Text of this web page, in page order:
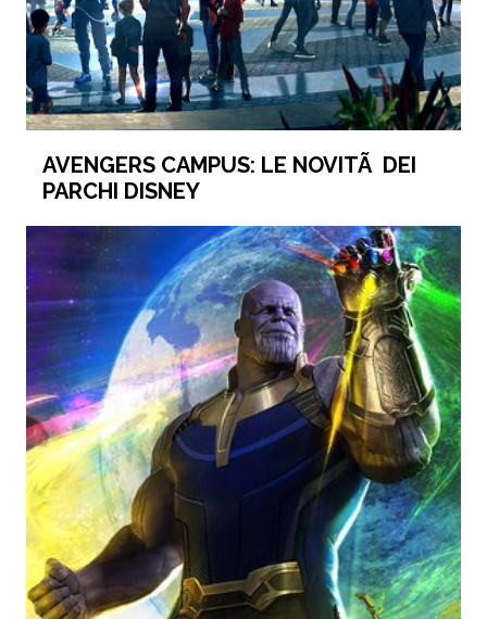
AVENGERS CAMPUS: LE NOVITÃ DEI
PARCHI DISNEY